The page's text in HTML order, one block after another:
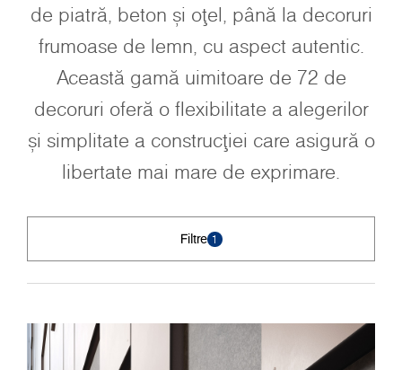
de piatră, beton și oțel, până la decoruri
frumoase de lemn, cu aspect autentic.
Această gamă uimitoare de 72 de
decoruri oferă o flexibilitate a alegerilor
și simplitate a construcției care asigură o
libertate mai mare de exprimare.
Filtre 1